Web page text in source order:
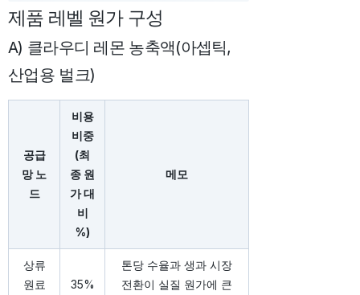
제품 레벨 원가 구성
A) 클라우디 레몬 농축액(아셉틱,
산업용 벌크)
공급
망 노
드
비용
비중
(최
종 원
가 대
비
%)
메모
상류
원료
35%
톤당 수율과 생과 시장
전환이 실질 원가에 큰